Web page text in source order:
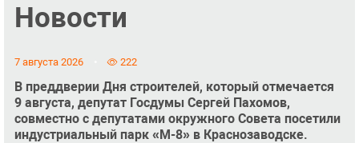
Новости
7 августа 2026 222
В преддверии Дня строителей, который отмечается
9 августа, депутат Госдумы Сергей Пахомов,
совместно с депутатами окружного Совета посетили
индустриальный парк «М-8» в Краснозаводске.